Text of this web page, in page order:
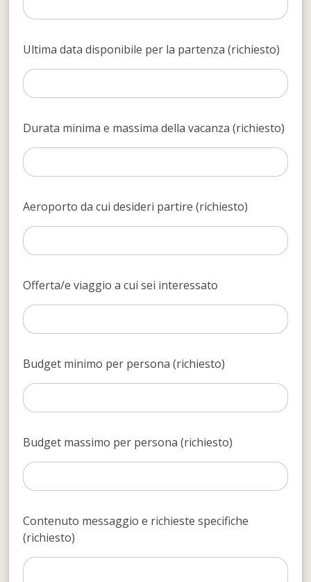
Ultima data disponibile per la partenza (richiesto)
Durata minima e massima della vacanza (richiesto)
Aeroporto da cui desideri partire (richiesto)
Offerta/e viaggio a cui sei interessato
Budget minimo per persona (richiesto)
Budget massimo per persona (richiesto)
Contenuto messaggio e richieste specifiche
(richiesto)